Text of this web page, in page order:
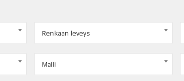
Renkaan leveys
Malli